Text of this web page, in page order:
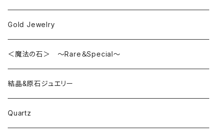
Gold Jewelry
＜魔法の石＞ ～Rare＆Special～
結晶&原石ジュエリー
Quartz